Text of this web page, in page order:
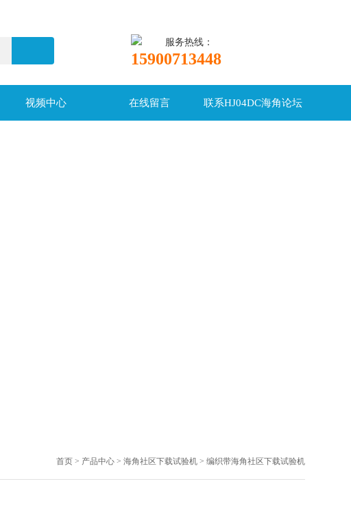
服务热线：
15900713448
视频中心 在线留言 联系HJ04DC海角论坛
首页> 产品中心> 海角社区下载试验机> 编织带海角社区下载试验机